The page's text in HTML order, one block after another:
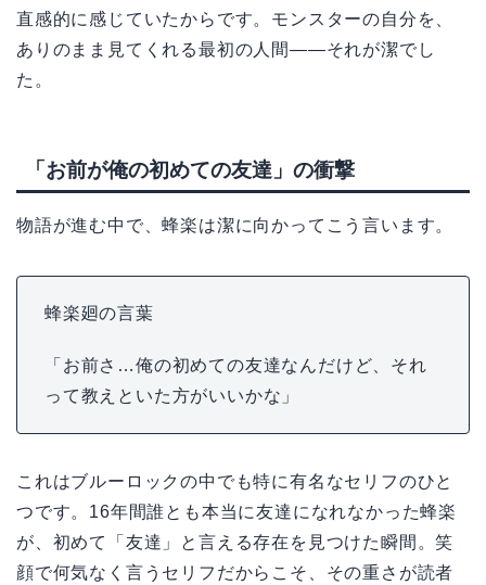
直感的に感じていたからです。モンスターの自分を、
ありのまま見てくれる最初の人間——それが潔でし
た。
「お前が俺の初めての友達」の衝撃
物語が進む中で、蜂楽は潔に向かってこう言います。
蜂楽廻の言葉
「お前さ…俺の初めての友達なんだけど、それ
って教えといた方がいいかな」
これはブルーロックの中でも特に有名なセリフのひと
つです。16年間誰とも本当に友達になれなかった蜂楽
が、初めて「友達」と言える存在を見つけた瞬間。笑
顔で何気なく言うセリフだからこそ、その重さが読者